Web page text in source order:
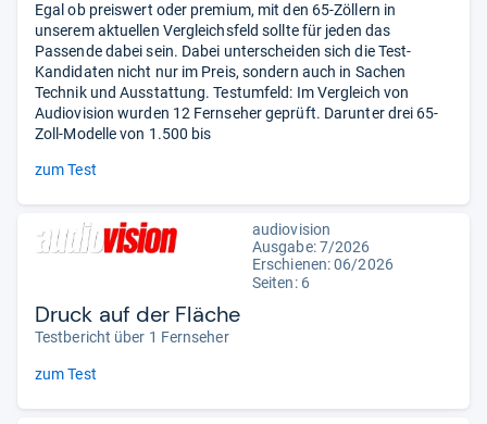
Egal ob preiswert oder premium, mit den 65-Zöllern in
unserem aktuellen Vergleichsfeld sollte für jeden das
Passende dabei sein. Dabei unterscheiden sich die Test-
Kandidaten nicht nur im Preis, sondern auch in Sachen
Technik und Ausstattung. Testumfeld: Im Vergleich von
Audiovision wurden 12 Fernseher geprüft. Darunter drei 65-
Zoll-Modelle von 1.500 bis
zum Test
audiovision
Ausgabe: 7/2026
Erschienen:06/2026
Seiten: 6
Druck auf der Fläche
Testbericht über 1 Fernseher
zum Test